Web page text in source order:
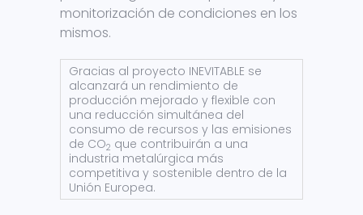
monitorización de condiciones en los
mismos.
Gracias al proyecto INEVITABLE se
alcanzará un rendimiento de
producción mejorado y flexible con
una reducción simultánea del
consumo de recursos y las emisiones
de CO2 que contribuirán a una
industria metalúrgica más
competitiva y sostenible dentro de la
Unión Europea.